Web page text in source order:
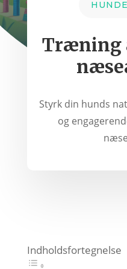
Træning
Styrk din hunds
og
Indholdsfortegnelse